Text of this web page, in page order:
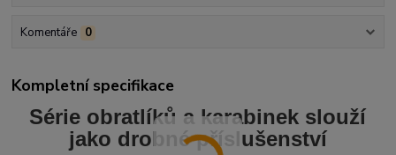
Komentáře 0
Kompletní specifikace
Série obratlíků a karabinek slouží
jako drobné příslušenství